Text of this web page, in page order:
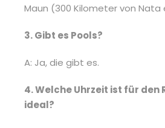
Maun (300 Kilometer von
3. Gibt es Pools?
A: Ja, die gibt es.
4. Welche Uhrzeit ist für den
ideal?